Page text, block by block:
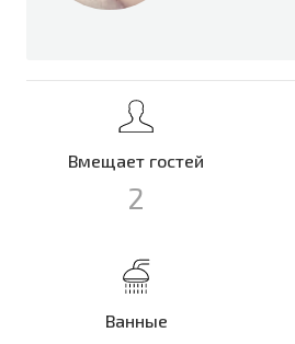
Вмещает гостей
2
Ванные